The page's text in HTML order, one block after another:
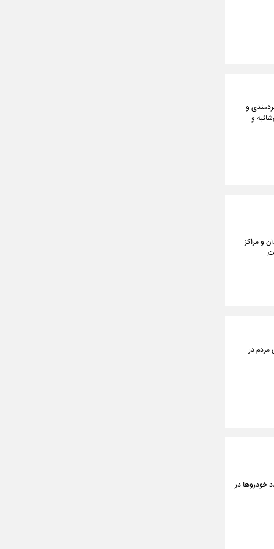
و
و
و مراکز
مردم در
خودروها در